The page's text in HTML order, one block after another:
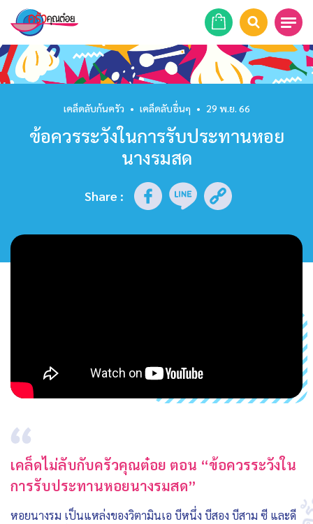
หน้าแรก
สูตรอาหาร
ร้านอาหาร
เคล็ดลับก้นครัว
บทความ
เคล็ดลับก้นครัว • เคล็ดลับอื่นๆ • 29 พ.ย. 66
ข้อควรระวังในการรับประทานหอย
นางรมสด
Share :
เคล็ดไม่ลับกับครัวคุณต๋อย ตอน “ข้อควรระวังใน
การรับประทานหอยนางรมสด”
หอยนางรม เป็นแหล่งของวิตามินเอ บีหนึ่ง บีสอง บีสาม ซี และดี